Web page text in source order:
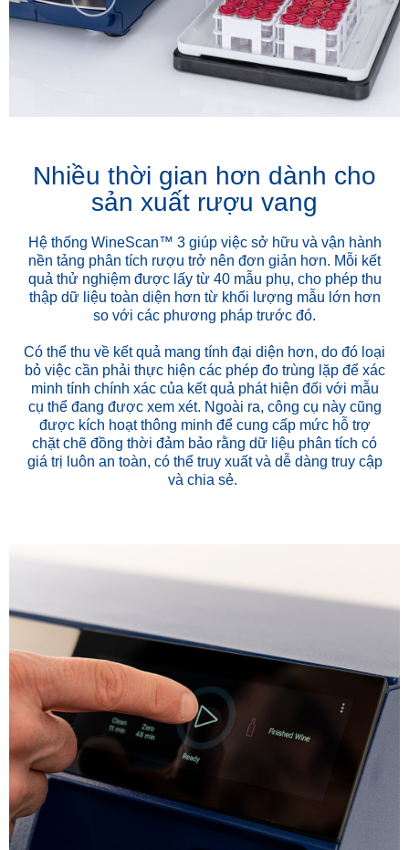
Nhiều thời gian hơn dành cho
sản xuất rượu vang
Hệ thống WineScan™ 3 giúp việc sở hữu và vận hành
nền tảng phân tích rượu trở nên đơn giản hơn. Mỗi kết
quả thử nghiệm được lấy từ 40 mẫu phụ, cho phép thu
thập dữ liệu toàn diện hơn từ khối lượng mẫu lớn hơn
so với các phương pháp trước đó.
Có thể thu về kết quả mang tính đại diện hơn, do đó loại
bỏ việc cần phải thực hiện các phép đo trùng lặp để xác
minh tính chính xác của kết quả phát hiện đối với mẫu
cụ thể đang được xem xét. Ngoài ra, công cụ này cũng
được kích hoạt thông minh để cung cấp mức hỗ trợ
chặt chẽ đồng thời đảm bảo rằng dữ liệu phân tích có
giá trị luôn an toàn, có thể truy xuất và dễ dàng truy cập
và chia sẻ.